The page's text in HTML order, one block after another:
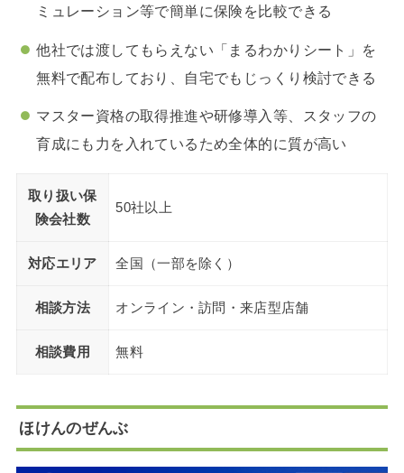
ミュレーション等で簡単に保険を比較できる
他社では渡してもらえない「まるわかりシート」を
無料で配布しており、自宅でもじっくり検討できる
マスター資格の取得推進や研修導入等、スタッフの
育成にも力を入れているため全体的に質が高い
取り扱い保
険会社数
50社以上
対応エリア 全国（一部を除く）
相談方法 オンライン・訪問・来店型店舗
相談費用 無料
ほけんのぜんぶ